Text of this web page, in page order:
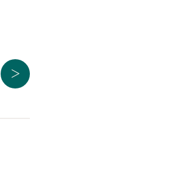
>